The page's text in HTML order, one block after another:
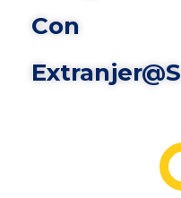
Con
Extranjer@s